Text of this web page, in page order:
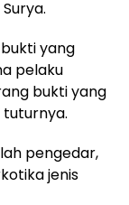
yang
pelaku
bukti yang
tuturnya.
pengedar,
jenis